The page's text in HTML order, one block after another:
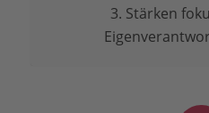
3. Stärken